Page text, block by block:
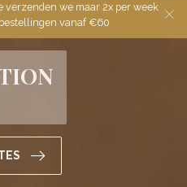
verzenden we maar 2x per week
vanaf €60